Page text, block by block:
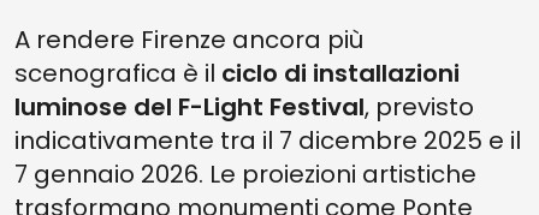
A rendere Firenze ancora più
scenografica è il ciclo di installazioni
luminose del F-Light Festival, previsto
indicativamente tra il 7 dicembre 2025 e il
7 gennaio 2026. Le proiezioni artistiche
trasformano monumenti come Ponte